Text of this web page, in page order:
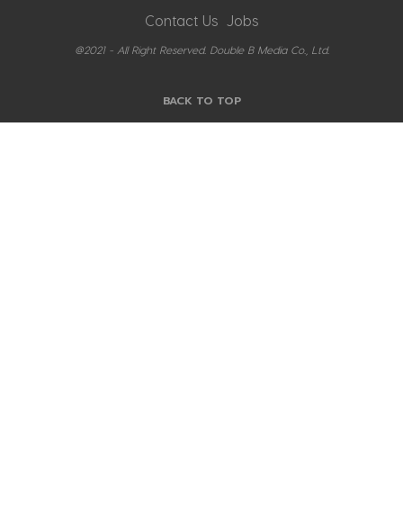
Contact Us Jobs
@2021 - All Right Reserved. Double B Media Co., Ltd.
BACK TO TOP